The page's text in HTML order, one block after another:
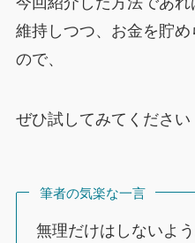
維持しつつ、お金を貯
ので、
ぜひ試してみてください
筆者の気楽な一言
無理だけはしないよ